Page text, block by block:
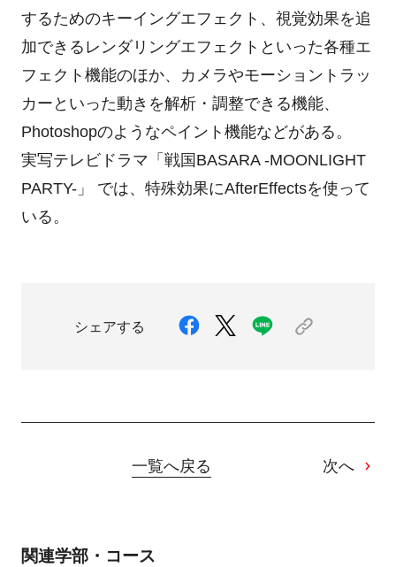
するためのキーイングエフェクト、視覚効果を追
加できるレンダリングエフェクトといった各種エ
フェクト機能のほか、カメラやモーショントラッ
カーといった動きを解析・調整できる機能、
Photoshopのようなペイント機能などがある。
実写テレビドラマ「戦国BASARA -MOONLIGHT
PARTY-」 では、特殊効果にAfterEffectsを使って
いる。
シェアする
一覧へ戻る 次へ
関連学部・コース